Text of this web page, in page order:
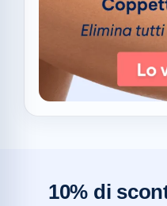
10% di